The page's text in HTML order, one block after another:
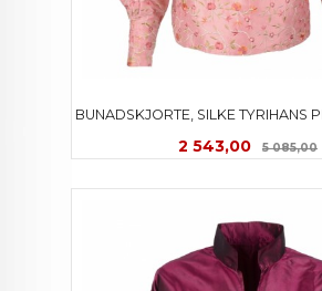
BUNADSKJORTE, SILKE TYRIHANS
Tilbud
2 543,00 5 085,00